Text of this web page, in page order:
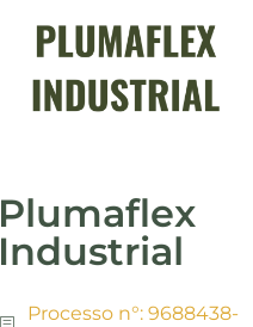
Plumaflex
Industrial
Processo n°: 9688438-